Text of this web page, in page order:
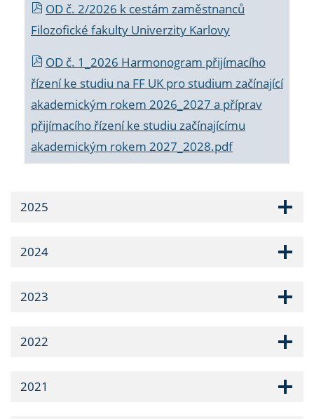
OD č. 2/2026 k cestám zaměstnanců
Filozofické fakulty Univerzity Karlovy
OD č. 1_2026 Harmonogram přijímacího
řízení ke studiu na FF UK pro studium začínající
akademickým rokem 2026_2027 a příprav
přijímacího řízení ke studiu začínajícímu
akademickým rokem 2027_2028.pdf
2025
2024
2023
2022
2021